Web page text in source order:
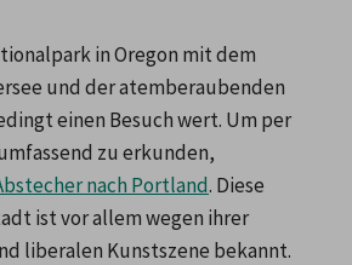
in Oregon mit dem
und der atemberaubenden
einen Besuch wert. Um per
zu erkunden,
nach Portland. Diese
ist vor allem wegen ihrer
liberalen Kunstszene bekannt.